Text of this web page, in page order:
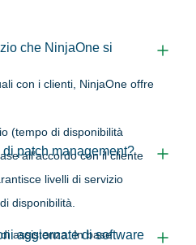
che NinjaOne si
con i clienti, NinjaOne offre
(tempo di disponibilità
all’accordo con il cliente
livelli di servizio
disponibilità.
assistenza: In base
patch management?
aggiornate di software